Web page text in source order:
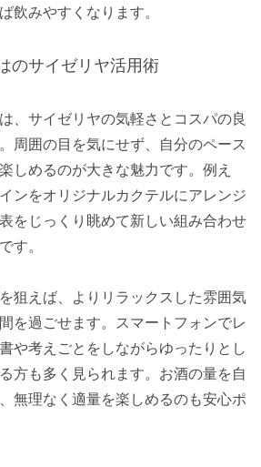
飲みやすくなります。
のサイゼリヤ活用術
、サイゼリヤの気軽さとコスパの良
周囲の目を気にせず、自分のペース
しめるのが大きな魅力です。例え
ンをオリジナルカクテルにアレンジ
をじっくり眺めて新しい組み合わせ
す。
狙えば、よりリラックスした雰囲気
を過ごせます。スマートフォンでレ
や考えごとをしながらゆったりとし
方も多く見られます。お酒の量を自
無理なく適量を楽しめるのも安心ポ